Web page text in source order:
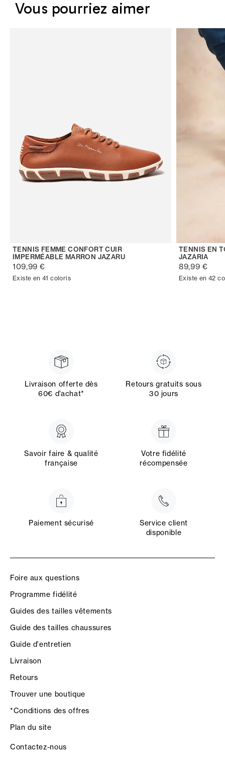
Vous pourriez aimer
TENNIS FEMME CONFORT CUIR
IMPERMÉABLE MARRON JAZARU
109,99 €
Existe en 41 coloris
TENNIS EN
JAZARIA
89,99 €
Existe en 42
Livraison offerte dès
60€ d’achat*
Retours gratuits sous
30 jours
Savoir faire & qualité
française
Votre fidélité
récompensée
Paiement sécurisé
Service client
disponible
Foire aux questions
Programme fidélité
Guides des tailles vêtements
Guide des tailles chaussures
Guide d'entretien
Livraison
Retours
Trouver une boutique
*Conditions des offres
Plan du site
Contactez-nous